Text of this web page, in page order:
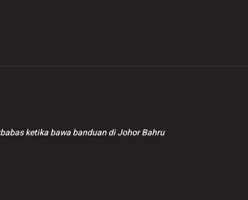
ketika bawa banduan di Johor Bahru